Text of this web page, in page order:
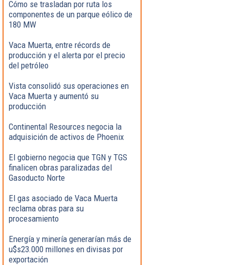
Cómo se trasladan por ruta los
componentes de un parque eólico de
180 MW
Vaca Muerta, entre récords de
producción y el alerta por el precio
del petróleo
Vista consolidó sus operaciones en
Vaca Muerta y aumentó su
producción
Continental Resources negocia la
adquisición de activos de Phoenix
El gobierno negocia que TGN y TGS
finalicen obras paralizadas del
Gasoducto Norte
El gas asociado de Vaca Muerta
reclama obras para su
procesamiento
Energía y minería generarían más de
u$s23.000 millones en divisas por
exportación